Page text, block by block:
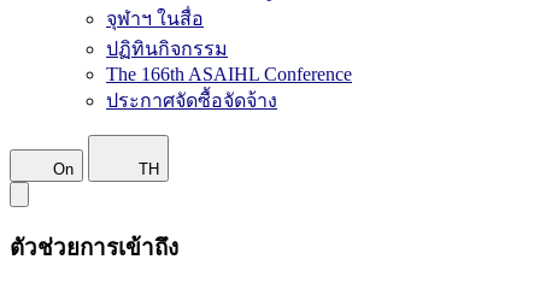
จุฬาฯ ในสื่อ
ปฏิทินกิจกรรม
The 166th ASAIHL Conference
ประกาศจัดซื้อจัดจ้าง
On TH
ตัวช่วยการเข้าถึง